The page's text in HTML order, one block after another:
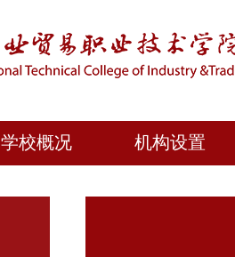
学校概况 机构设置